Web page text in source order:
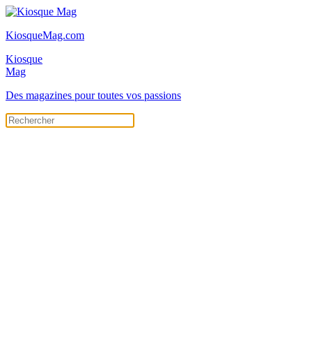
KiosqueMag.com
Kiosque
Mag
Des magazines pour toutes vos passions